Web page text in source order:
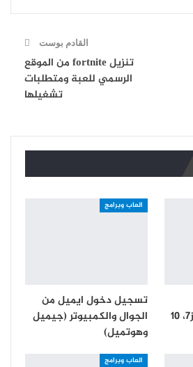
القادم بوست
تنزيل fortnite من الموقع
الرسمي للعبة ومتطلبات
تشغيلها
للكمبيوتر على ويندوز7، 10
العاب وبرامج
تسجيل دخول ايميل من
الجوال والكمبيوتر (جيميل
وهوتميل)
العاب وبرامج